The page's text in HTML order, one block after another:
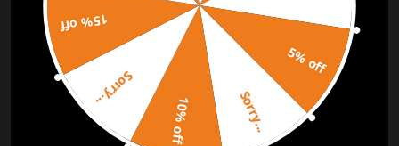
SUIVI DE COMMANDE
Catalogue gratuit
Obtenir le
Catalogue
5% off
Sorry...
10% off
Sorry...
15% off